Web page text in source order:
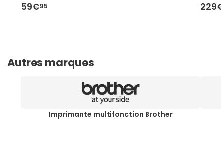
59€95
Autres marques
Imprimante multifonction Brother